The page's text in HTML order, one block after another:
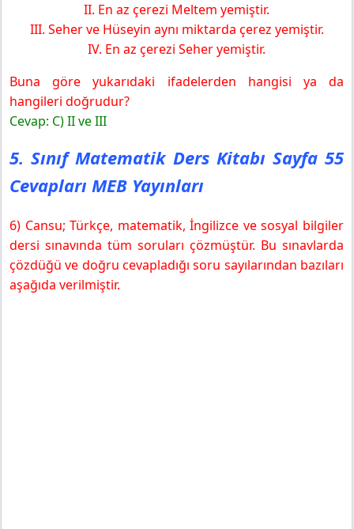
II. En az çerezi Meltem yemiştir.
III. Seher ve Hüseyin aynı miktarda çerez yemiştir.
IV. En az çerezi Seher yemiştir.
Buna göre yukarıdaki ifadelerden hangisi ya da
hangileri doğrudur?
Cevap: C) II ve III
5. Sınıf Matematik Ders Kitabı Sayfa 55
Cevapları MEB Yayınları
6) Cansu; Türkçe, matematik, İngilizce ve sosyal bilgiler
dersi sınavında tüm soruları çözmüştür. Bu sınavlarda
çözdüğü ve doğru cevapladığı soru sayılarından bazıları
aşağıda verilmiştir.